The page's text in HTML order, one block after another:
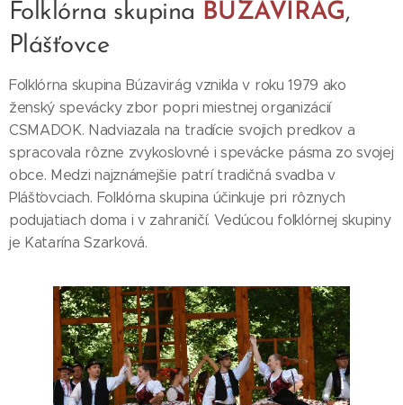
Folklórna skupina BÚZAVIRÁG,
Plášťovce
Folklórna skupina Búzavirág vznikla v roku 1979 ako
ženský spevácky zbor popri miestnej organizácií
CSMADOK. Nadviazala na tradície svojich predkov a
spracovala rôzne zvykoslovné i spevácke pásma zo svojej
obce. Medzi najznámejšie patrí tradičná svadba v
Plášťovciach. Folklórna skupina účinkuje pri rôznych
podujatiach doma i v zahraničí. Vedúcou folklórnej skupiny
je Katarína Szarková.